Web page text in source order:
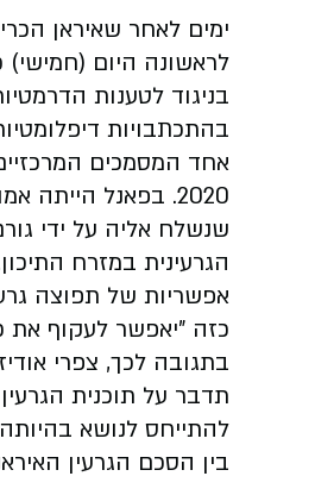
ימים לאחר שאיראן
לראשונה היום
בניגוד לטענות
בהתכתבויות
אחד המסמכים
2020. בפאנל
שנשלח אליה על ידי
הגרעינית במזרח
אפשריות של תפוצה
כזה "יאפשר לעקוף את
בתגובה לכך, צפרי
תדבר על תוכנית
להתייחס לנושא
בין הסכם הגרעין